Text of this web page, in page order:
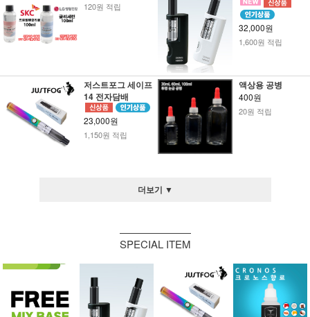
120원 적립
32,000원
1,600원 적립
저스트포그 세이프
14 전자담배
23,000원
1,150원 적립
액상용 공병
400원
20원 적립
더보기 ▼
SPECIAL ITEM